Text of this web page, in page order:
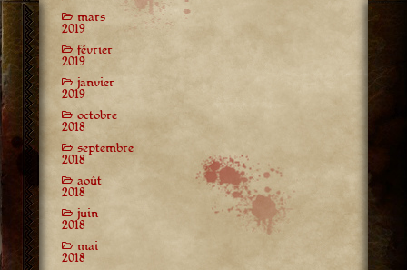
mars
2019
février
2019
janvier
2019
octobre
2018
septembre
2018
août
2018
juin
2018
mai
2018